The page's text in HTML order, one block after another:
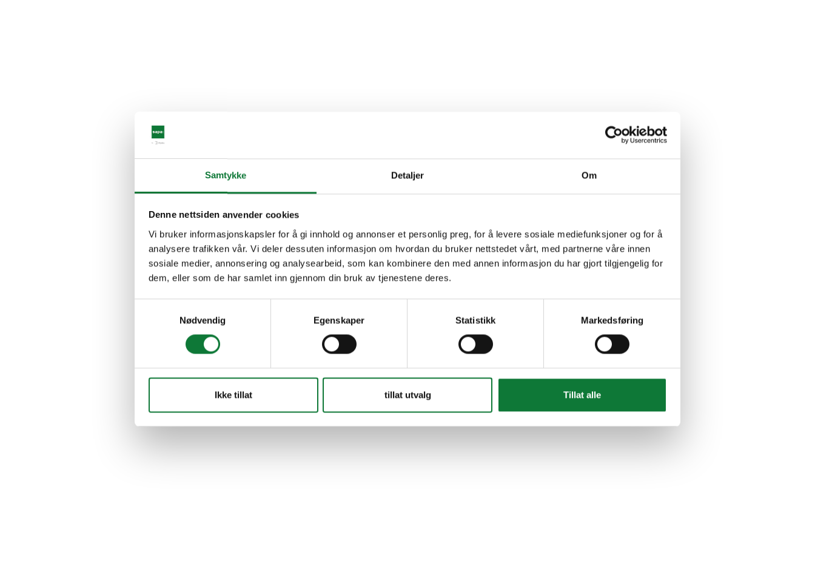
Samtykke Detaljer Om
Denne nettsiden anvender cookies
Vi bruker informasjonskapsler for å gi innhold og annonser et personlig preg, for å levere sosiale mediefunksjoner og for å
analysere trafikken vår. Vi deler dessuten informasjon om hvordan du bruker nettstedet vårt, med partnerne våre innen
sosiale medier, annonsering og analysearbeid, som kan kombinere den med annen informasjon du har gjort tilgjengelig for
dem, eller som de har samlet inn gjennom din bruk av tjenestene deres.
Nødvendig
Egenskaper Statistikk Markedsføring
Ikke tillat tillat utvalg Tillat alle